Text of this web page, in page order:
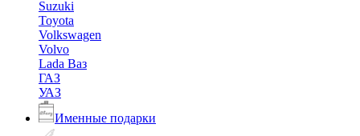
Suzuki
Toyota
Volkswagen
Volvo
Lada Ваз
ГАЗ
УАЗ
Именные подарки